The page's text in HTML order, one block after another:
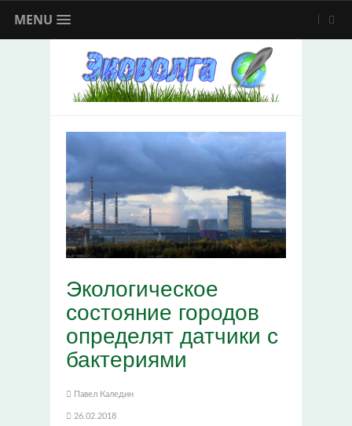
MENU
Экологическое
состояние городов
определят датчики с
бактериями
Павел Каледин
26.02.2018